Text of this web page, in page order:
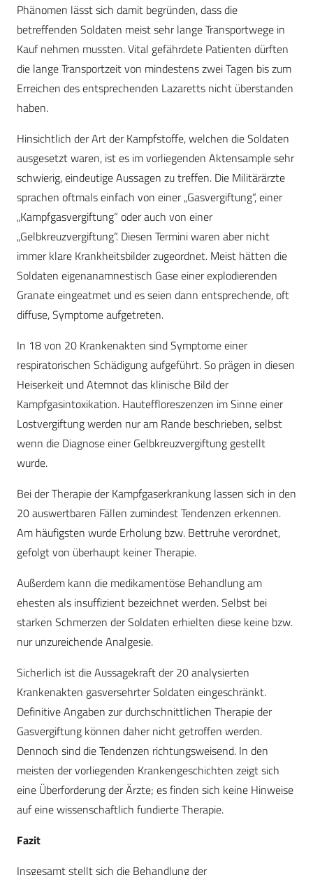
Phänomen lässt sich damit begründen, dass die
betreffenden Soldaten meist sehr lange Transportwege in
Kauf nehmen mussten. Vital gefährdete Patienten dürften
die lange Transportzeit von mindestens zwei Tagen bis zum
Erreichen des entsprechenden Lazaretts nicht überstanden
haben.
Hinsichtlich der Art der Kampfstoffe, welchen die Soldaten
ausgesetzt waren, ist es im vorliegenden Aktensample sehr
schwierig, eindeutige Aussagen zu treffen. Die Militärärzte
sprachen oftmals einfach von einer „Gasvergiftung“, einer
„Kampfgasvergiftung“ oder auch von einer
„Gelbkreuzvergiftung“. Diesen Termini waren aber nicht
immer klare Krankheitsbilder zugeordnet. Meist hätten die
Soldaten eigenanamnestisch Gase einer explodierenden
Granate eingeatmet und es seien dann entsprechende, oft
diffuse, Symptome aufgetreten.
In 18 von 20 Krankenakten sind Symptome einer
respiratorischen Schädigung aufgeführt. So prägen in diesen
Heiserkeit und Atemnot das klinische Bild der
Kampfgasintoxikation. Hauteffloreszenzen im Sinne einer
Lostvergiftung werden nur am Rande beschrieben, selbst
wenn die Diagnose einer Gelbkreuzvergiftung gestellt
wurde.
Bei der Therapie der Kampfgaserkrankung lassen sich in den
20 auswertbaren Fällen zumindest Tendenzen erkennen.
Am häufigsten wurde Erholung bzw. Bettruhe verordnet,
gefolgt von überhaupt keiner Therapie.
Außerdem kann die medikamentöse Behandlung am
ehesten als insuffizient bezeichnet werden. Selbst bei
starken Schmerzen der Soldaten erhielten diese keine bzw.
nur unzureichende Analgesie.
Sicherlich ist die Aussagekraft der 20 analysierten
Krankenakten gasversehrter Soldaten eingeschränkt.
Definitive Angaben zur durchschnittlichen Therapie der
Gasvergiftung können daher nicht getroffen werden.
Dennoch sind die Tendenzen richtungsweisend. In den
meisten der vorliegenden Krankengeschichten zeigt sich
eine Überforderung der Ärzte; es finden sich keine Hinweise
auf eine wissenschaftlich fundierte Therapie.
Fazit
Insgesamt stellt sich die Behandlung der